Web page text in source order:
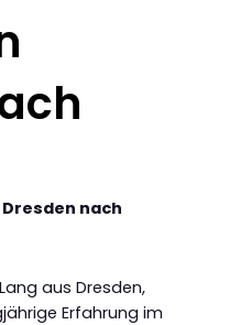
nach
aus Dresden,
Erfahrung im